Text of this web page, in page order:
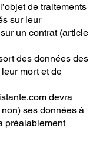
de traitements
sur leur
un contrat (article
des données des
mort et de
devra
ses données à
préalablement